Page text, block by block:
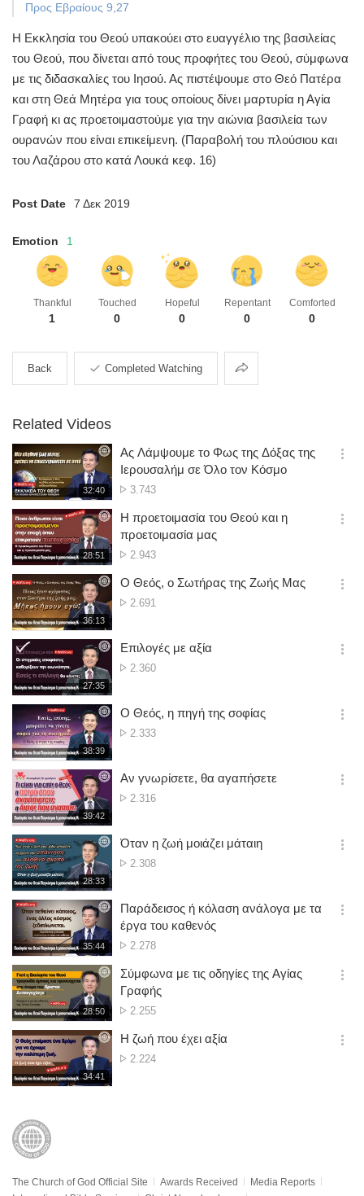
Προς Εβραίους 9,27
Η Εκκλησία του Θεού υπακούει στο ευαγγέλιο της βασιλείας
του Θεού, που δίνεται από τους προφήτες του Θεού, σύμφωνα
με τις διδασκαλίες του Ιησού. Ας πιστέψουμε στο Θεό Πατέρα
και στη Θεά Μητέρα για τους οποίους δίνει μαρτυρία η Αγία
Γραφή κι ας προετοιμαστούμε για την αιώνια βασιλεία των
ουρανών που είναι επικείμενη. (Παραβολή του πλούσιου και
του Λαζάρου στο κατά Λουκά κεφ. 16)
Post Date 7 Δεκ 2019
Emotion 1
Thankful
1
Touched
0
Hopeful
0
Repentant
0
Comforted
0
Back Completed Watching Share
Related Videos
재
생
시
간
32:40
Ας Λάμψουμε το Φως της Δόξας της
Ιερουσαλήμ σε Όλο τον Κόσμο
No.
views
3.743
옵
기
재
생
시
간
28:51
Η προετοιμασία του Θεού και η
προετοιμασία μας
No.
views
2.943
옵
기
재
생
시
간
36:13
Ο Θεός, ο Σωτήρας της Ζωής Μας
No.
2.691
옵
기
재
생
시
간
27:35
Επιλογές με αξία
No.
2.360
옵
기
재
생
시
간
38:39
Ο Θεός, η πηγή της σοφίας
No.
2.333
옵
기
재
생
시
간
39:42
Αν γνωρίσετε, θα αγαπήσετε
No.
2.316
옵
기
재
생
시
간
28:33
Όταν η ζωή μοιάζει μάταιη
No.
2.308
옵
기
재
생
시
간
35:44
Παράδεισος ή κόλαση ανάλογα με τα
έργα του καθενός
No.
views
2.278
옵
기
재
생
시
간
28:50
Σύμφωνα με τις οδηγίες της Αγίας
Γραφής
No.
views
2.255
옵
기
재
생
34:41
Η ζωή που έχει αξία
No.
2.224
옵
The Church of God Official Site Awards Received
Media Reports